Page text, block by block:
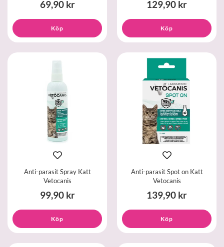
69,90 kr
Köp
129,90 kr
Köp
Anti-parasit Spray Katt
Vetocanis
99,90 kr
Köp
Anti-parasit Spot on Katt
Vetocanis
139,90 kr
Köp